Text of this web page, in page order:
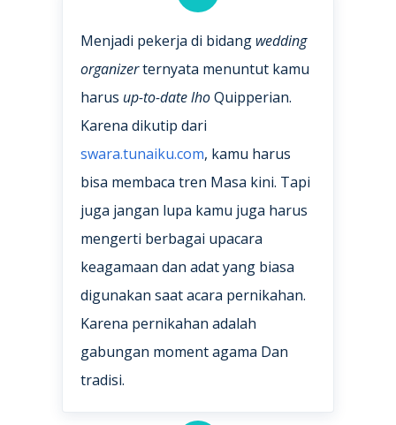
Menjadi pekerja di bidang wedding
organizerternyata menuntut kamu
harus up-to-date lhoQuipperian.
Karena dikutip dari
swara.tunaiku.com, kamu harus
bisa membaca tren Masa kini. Tapi
juga jangan lupa kamu juga harus
mengerti berbagai upacara
keagamaan dan adat yang biasa
digunakan saat acara pernikahan.
Karena pernikahan adalah
gabungan moment agama Dan
tradisi.